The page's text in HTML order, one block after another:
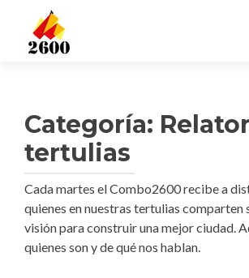
Categoría:
tertulias
Cada martes el Combo2600 recibe a
quienes en nuestras tertulias comparten
visión para construir una mejor ciudad.
quienes son y de qué nos hablan.